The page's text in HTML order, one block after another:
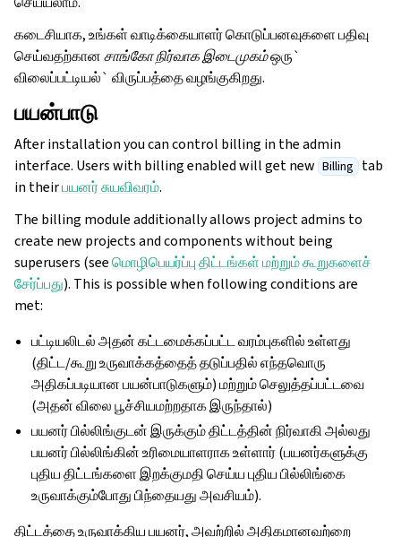
கடைசியாக, உங்கள் வாடிக்கையாளர் கொடுப்பனவுகளை பதிவு
செய்வதற்கானசாங்கோ நிர்வாக இடைமுகம்ஒரு`
விலைப்பட்டியல்` விருப்பத்தை வழங்குகிறது.
பயன்பாடு
After installation you can control billing in the admin
interface. Users with billing enabled will get new Billing tab
in theirபயனர் சுயவிவரம்.
The billing module additionally allows project admins to
create new projects and components without being
superusers (seeமொழிபெயர்ப்பு திட்டங்கள் மற்றும் கூறுகளைச்
சேர்ப்பது). This is possible when following conditions are
met:
பட்டியலிடல் அதன் கட்டமைக்கப்பட்ட வரம்புகளில் உள்ளது
(திட்ட/கூறு உருவாக்கத்தைத் தடுப்பதில் எந்தவொரு
அதிகப்படியான பயன்பாடுகளும்) மற்றும் செலுத்தப்பட்டவை
(அதன் விலை பூச்சியமற்றதாக இருந்தால்)
பயனர் பில்லிங்குடன் இருக்கும் திட்டத்தின் நிர்வாகி அல்லது
பயனர் பில்லிங்கின் உரிமையாளராக உள்ளார் (பயனர்களுக்கு
புதிய திட்டங்களை இறக்குமதி செய்ய புதிய பில்லிங்கை
உருவாக்கும்போது பிந்தையது அவசியம்).
திட்டத்தை உருவாக்கிய பயனர், அவற்றில் அதிகமானவற்றை